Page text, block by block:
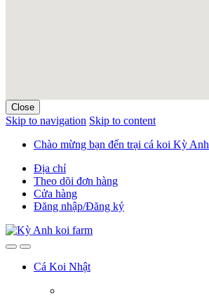
Close
Skip to navigation Skip to content
Chào mừng bạn đến trại cá koi Kỳ Anh
Địa chỉ
Theo dõi đơn hàng
Cửa hàng
Đăng nhập/Đăng ký
Cá Koi Nhật